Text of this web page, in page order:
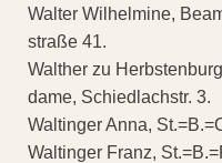
Walter Wilhelmine,
straße 41.
Walther zu
dame, Schiedlachstr. 3.
Waltinger Anna,
Waltinger Franz,